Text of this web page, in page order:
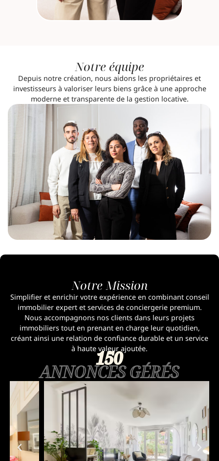
Notre équipe
Depuis notre création, nous aidons les propriétaires et
investisseurs à valoriser leurs biens grâce à une approche
moderne et transparente de la gestion locative.
Notre Mission
Simplifier et enrichir votre expérience en combinant conseil
immobilier expert et services de conciergerie premium.
Nous accompagnons nos clients dans leurs projets
immobiliers tout en prenant en charge leur quotidien,
créant ainsi une relation de confiance durable et un service
à haute valeur ajoutée.
150
ANNONCES GÉRÉS